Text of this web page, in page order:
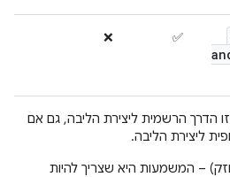
✅
❌
הדרך הרשמית ליצירת הליבה, גם אם
ליצירת הליבה.
– המשמעות היא שצריך להיות